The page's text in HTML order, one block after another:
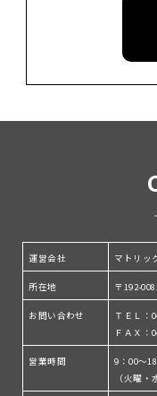
運営会社 マトリッ
所在地 〒192-
お問い合わせ
ＴＥＬ：
ＦＡＸ：
営業時間
9：00～
（火曜